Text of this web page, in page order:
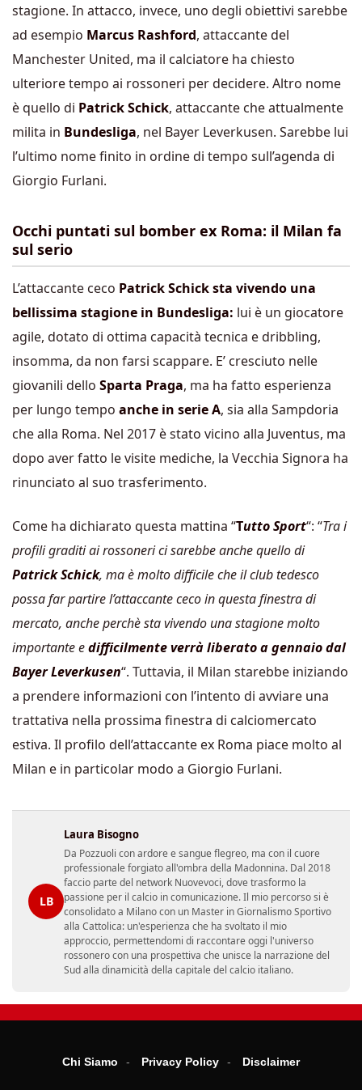
stagione. In attacco, invece, uno degli obiettivi sarebbe
ad esempio Marcus Rashford, attaccante del
Manchester United, ma il calciatore ha chiesto
ulteriore tempo ai rossoneri per decidere. Altro nome
è quello di Patrick Schick, attaccante che attualmente
milita in Bundesliga, nel Bayer Leverkusen. Sarebbe lui
l’ultimo nome finito in ordine di tempo sull’agenda di
Giorgio Furlani.
Occhi puntati sul bomber ex Roma: il Milan fa
sul serio
L’attaccante ceco Patrick Schicksta vivendo una
bellissima stagione in Bundesliga: lui è un giocatore
agile, dotato di ottima capacità tecnica e dribbling,
insomma, da non farsi scappare. E’ cresciuto nelle
giovanili dello Sparta Praga, ma ha fatto esperienza
per lungo tempo anche in serie A, sia alla Sampdoria
che alla Roma. Nel 2017 è stato vicino alla Juventus, ma
dopo aver fatto le visite mediche, la Vecchia Signora ha
rinunciato al suo trasferimento.
Come ha dichiarato questa mattina “Tutto Sport“: “Tra i
profili graditi ai rossoneri ci sarebbe anche quello di
Patrick Schick, ma è molto difficile che il club tedesco
possa far partire l’attaccante ceco in questa finestra di
mercato, anche perchè sta vivendo una stagione molto
importante edifficilmente verrà liberato a gennaio dal
Bayer Leverkusen“. Tuttavia, il Milan starebbe iniziando
a prendere informazioni con l’intento di avviare una
trattativa nella prossima finestra di calciomercato
estiva. Il profilo dell’attaccante ex Roma piace molto al
Milan e in particolar modo a Giorgio Furlani.
LB
Laura Bisogno
Da Pozzuoli con ardore e sangue flegreo, ma con il cuore
professionale forgiato all'ombra della Madonnina. Dal 2018
faccio parte del network Nuovevoci, dove trasformo la
passione per il calcio in comunicazione. Il mio percorso si è
consolidato a Milano con un Master in Giornalismo Sportivo
alla Cattolica: un'esperienza che ha svoltato il mio
approccio, permettendomi di raccontare oggi l'universo
rossonero con una prospettiva che unisce la narrazione del
Sud alla dinamicità della capitale del calcio italiano.
Chi Siamo Privacy Policy Disclaimer